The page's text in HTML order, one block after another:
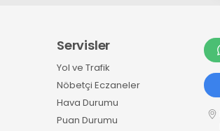
Servisler
Yol ve Trafik
Nöbetçi Eczaneler
Hava Durumu
Puan Durumu